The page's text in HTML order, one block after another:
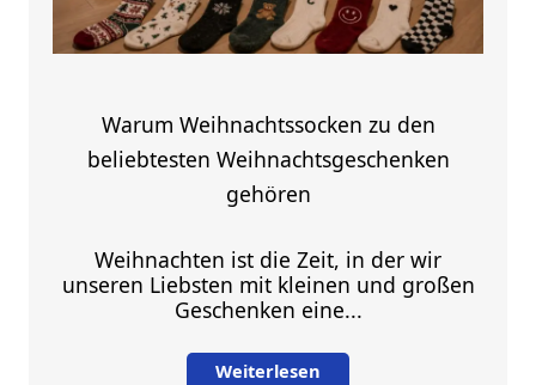
Warum Weihnachtssocken zu den
beliebtesten Weihnachtsgeschenken
gehören
Weihnachten ist die Zeit, in der wir
unseren Liebsten mit kleinen und großen
Geschenken eine...
Weiterlesen